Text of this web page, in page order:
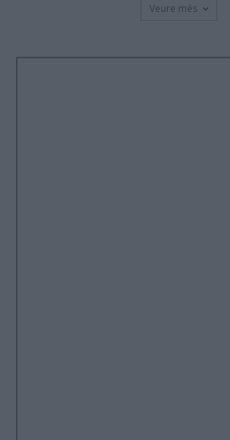
Veure més